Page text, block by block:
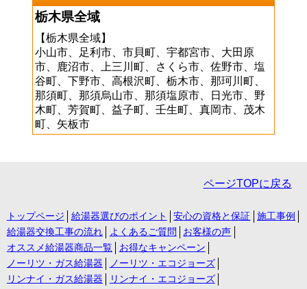
栃木県全域
【栃木県全域】
小山市、足利市、市貝町、宇都宮市、大田原
市、鹿沼市、上三川町、さくら市、佐野市、塩
谷町、下野市、高根沢町、栃木市、那珂川町、
那須町、那須烏山市、那須塩原市、日光市、野
木町、芳賀町、益子町、壬生町、真岡市、茂木
町、矢板市
ページTOPに戻る
トップページ 給湯器選びのポイント 安心の資格と保証
施工事例
給湯器交換工事の流れ
よくあるご質問
お客様の声
オススメ給湯器商品一覧
お得なキャンペーン
ノーリツ・ガス給湯器
ノーリツ・エコジョーズ
リンナイ・ガス給湯器
リンナイ・エコジョーズ